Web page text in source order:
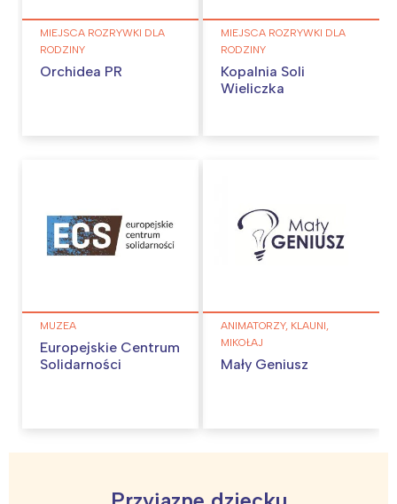
MIEJSCA ROZRYWKI DLA
RODZINY
Orchidea PR
MIEJSCA ROZRYWKI DLA
RODZINY
Kopalnia Soli
Wieliczka
MUZEA
Europejskie Centrum
Solidarności
ANIMATORZY, KLAUNI,
MIKOŁAJ
Mały Geniusz
tego regionu: